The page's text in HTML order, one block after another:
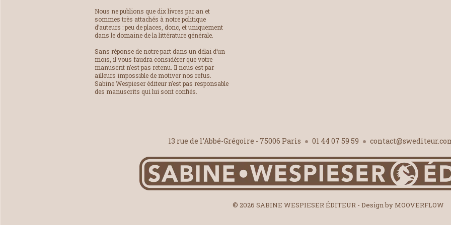
Nous ne publions que dix livres par an et
sommes très attachés à notre politique
d’auteurs : peu de places, donc, et uniquement
dans le domaine de la littérature générale.
Sans réponse de notre part dans un délai d’un
mois, il vous faudra considérer que votre
manuscrit n’est pas retenu. Il nous est par
ailleurs impossible de motiver nos refus.
Sabine Wespieser éditeur n’est pas responsable
des manuscrits qui lui sont confiés.
13 rue de l’Abbé-Grégoire - 75006 Paris 01 44 07 59 59
© 2026 SABINE WESPIESER ÉDITEUR - Design byMOOVERFLOW